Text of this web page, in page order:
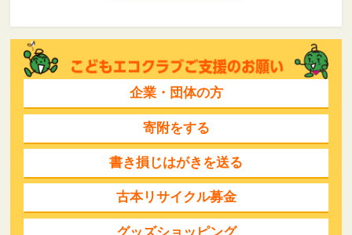
企業・団体の方
寄附をする
書き損じはがきを送る
古本リサイクル募金